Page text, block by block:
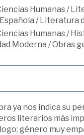
Humanas/
/Literatura
Humanas/
Moderna /Obras
ya nos indica su
literarios más
género muy